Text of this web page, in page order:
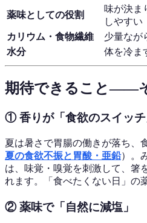
薬味としての役割
味が決ま
しやすい
カリウム・食物繊維
少量なが
水分
体を冷ま
期待できること——
① 香りが「食欲のスイッ
夏は暑さで胃腸の働きが落ち、
夏の食欲不振と胃酸・亜鉛）。
は、味覚・嗅覚を刺激して、箸
れます。「食べたくない日」の
② 薬味で「自然に減塩」